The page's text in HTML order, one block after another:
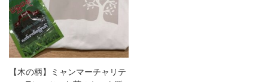
【木の柄】ミャンマーチャリテ